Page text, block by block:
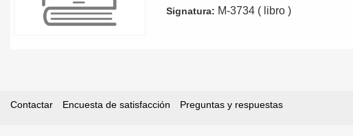
Signatura: M-3734 ( libro )
Contactar Encuesta de satisfacción Preguntas y respuestas